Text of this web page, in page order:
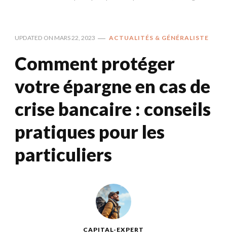
UPDATED ON MARS 22, 2023 ACTUALITÉS & GÉNÉRALISTE
Comment protéger
votre épargne en cas de
crise bancaire : conseils
pratiques pour les
particuliers
CAPITAL-EXPERT